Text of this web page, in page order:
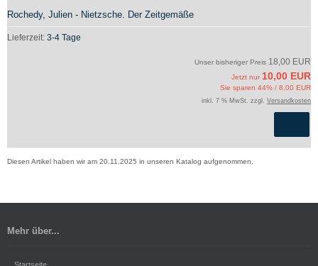
Rochedy, Julien - Nietzsche. Der Zeitgemäße
Lieferzeit: 3-4 Tage
Unser bisheriger Preis 18,00 EUR
Jetzt nur 10,00 EUR
Sie sparen 44% / 8,00 EUR
inkl. 7 % MwSt. zzgl. Versandkosten
Diesen Artikel haben wir am 20.11.2025 in unseren Katalog aufgenommen.
Mehr über...